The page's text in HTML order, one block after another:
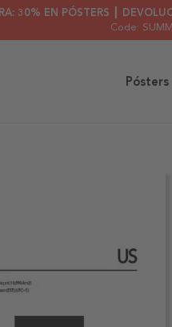
30% EN PÓSTERS ┃
Code:
Pósters